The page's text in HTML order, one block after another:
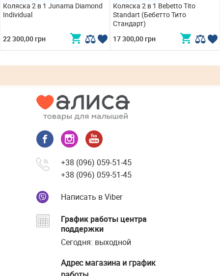
Коляска 2 в 1 Junama Diamond
Individual
22 300,00 грн
Коляска 2 в 1 Bebetto Tito
Standart (Бебетто Тито
Стандарт)
17 300,00 грн
+38 (096) 059-51-45
+38 (096) 059-51-45
Написать в Viber
График работы центра
поддержки
Сегодня: выходной
Адрес магазина и график